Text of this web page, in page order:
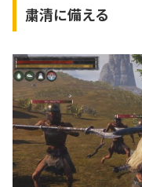
粛清に備える